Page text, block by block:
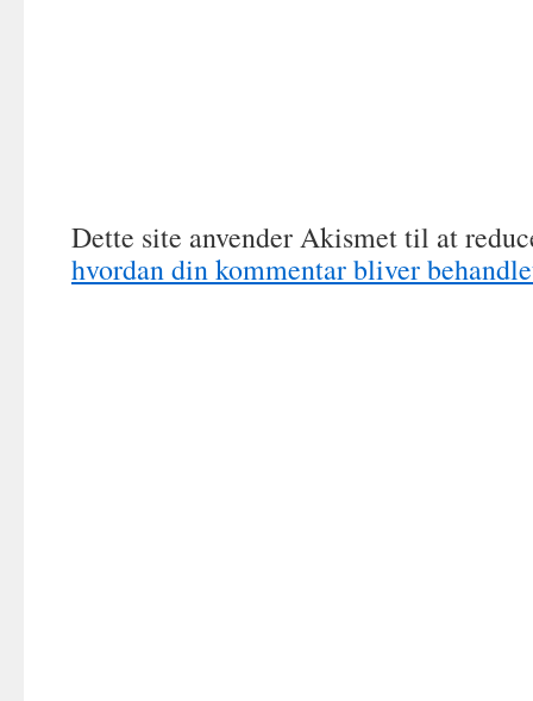
Dette site anvender Akismet til at
hvordan din kommentar bliver